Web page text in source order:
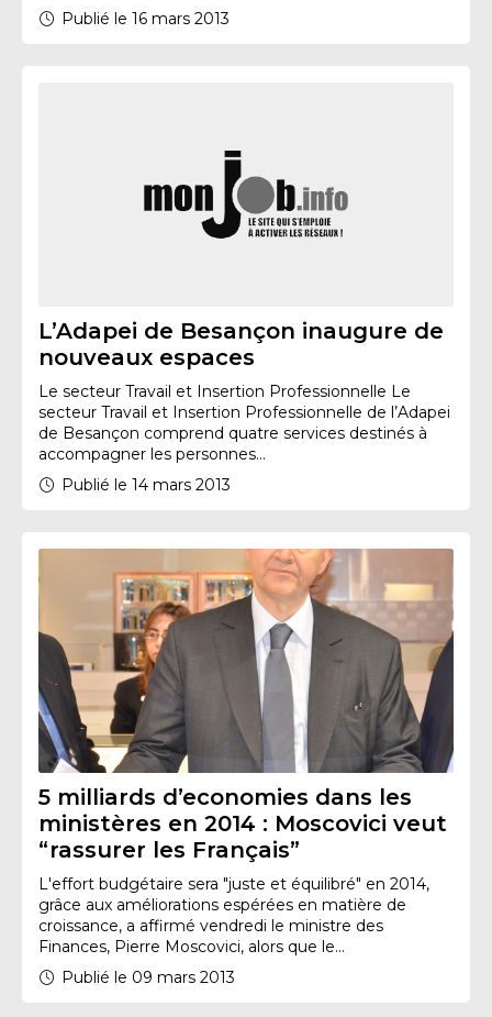
Publié le 16 mars 2013
L’Adapei de Besançon inaugure de
nouveaux espaces
Le secteur Travail et Insertion Professionnelle Le
secteur Travail et Insertion Professionnelle de l’Adapei
de Besançon comprend quatre services destinés à
accompagner les personnes...
Publié le 14 mars 2013
5 milliards d’economies dans les
ministères en 2014 : Moscovici veut
“rassurer les Français”
L'effort budgétaire sera "juste et équilibré" en 2014,
grâce aux améliorations espérées en matière de
croissance, a affirmé vendredi le ministre des
Finances, Pierre Moscovici, alors que le...
Publié le 09 mars 2013